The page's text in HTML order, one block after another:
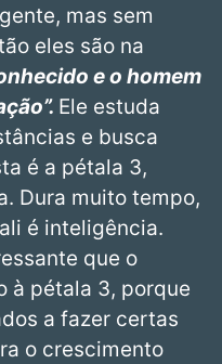
mas sem
eles são na
e o homem
Ele estuda
e busca
é a pétala 3,
Dura muito tempo,
é inteligência.
que o
à pétala 3, porque
a fazer certas
o crescimento